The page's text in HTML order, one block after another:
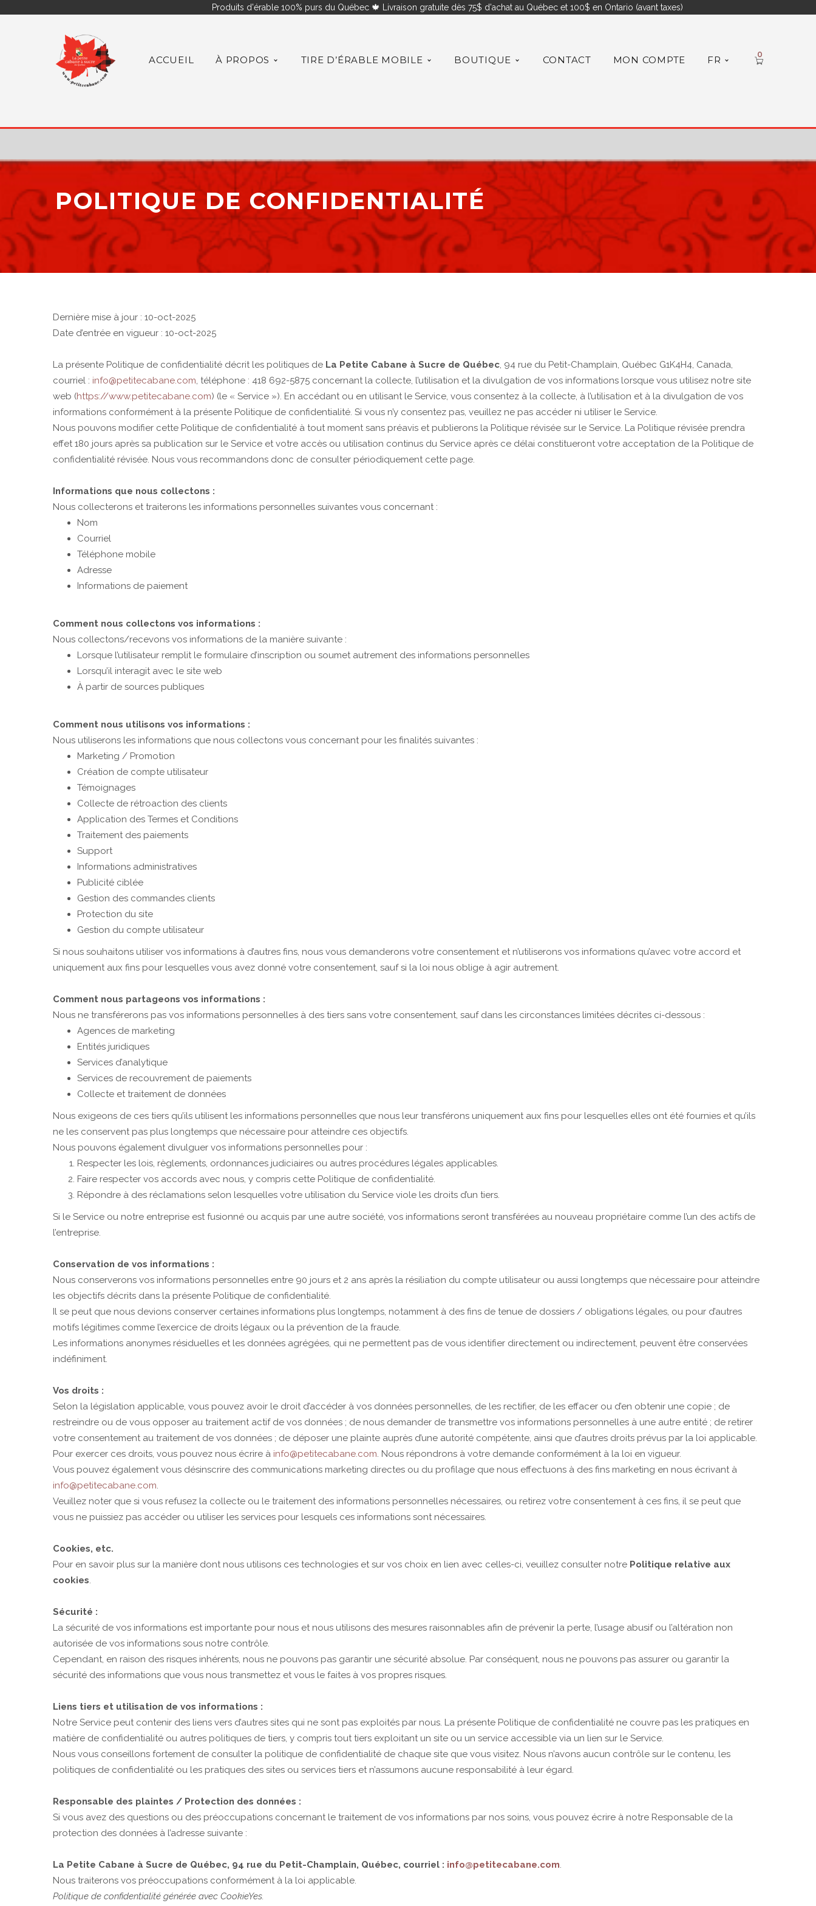
Produits d'érable 100% purs du Québec 🍁 Livraison gratuite dès 75$ d'achat au Québec et 100$ en Ontario (avant taxes)
ACCUEIL À PROPOS TIRE D’ÉRABLE MOBILE BOUTIQUE CONTACT MON COMPTE FR 0
POLITIQUE DE CONFIDENTIALITÉ
Dernière mise à jour : 10-oct-2025
Date d’entrée en vigueur : 10-oct-2025
La présente Politique de confidentialité décrit les politiques de La Petite Cabane à Sucre de Québec, 94 rue du Petit-Champlain, Québec G1K4H4, Canada,
courriel : info@petitecabane.com, téléphone : 418 692-5875 concernant la collecte, l’utilisation et la divulgation de vos informations lorsque vous utilisez notre site
web (https://www.petitecabane.com) (le « Service »). En accédant ou en utilisant le Service, vous consentez à la collecte, à l’utilisation et à la divulgation de vos
informations conformément à la présente Politique de confidentialité. Si vous n’y consentez pas, veuillez ne pas accéder ni utiliser le Service.
Nous pouvons modifier cette Politique de confidentialité à tout moment sans préavis et publierons la Politique révisée sur le Service. La Politique révisée prendra
effet 180 jours après sa publication sur le Service et votre accès ou utilisation continus du Service après ce délai constitueront votre acceptation de la Politique de
confidentialité révisée. Nous vous recommandons donc de consulter périodiquement cette page.
Informations que nous collectons :
Nous collecterons et traiterons les informations personnelles suivantes vous concernant :
Nom
Courriel
Téléphone mobile
Adresse
Informations de paiement
Comment nous collectons vos informations :
Nous collectons/recevons vos informations de la manière suivante :
Lorsque l’utilisateur remplit le formulaire d’inscription ou soumet autrement des informations personnelles
Lorsqu’il interagit avec le site web
À partir de sources publiques
Comment nous utilisons vos informations :
Nous utiliserons les informations que nous collectons vous concernant pour les finalités suivantes :
Marketing / Promotion
Création de compte utilisateur
Témoignages
Collecte de rétroaction des clients
Application des Termes et Conditions
Traitement des paiements
Support
Informations administratives
Publicité ciblée
Gestion des commandes clients
Protection du site
Gestion du compte utilisateur
Si nous souhaitons utiliser vos informations à d’autres fins, nous vous demanderons votre consentement et n’utiliserons vos informations qu’avec votre accord et
uniquement aux fins pour lesquelles vous avez donné votre consentement, sauf si la loi nous oblige à agir autrement.
Comment nous partageons vos informations :
Nous ne transférerons pas vos informations personnelles à des tiers sans votre consentement, sauf dans les circonstances limitées décrites ci-dessous :
Agences de marketing
Entités juridiques
Services d’analytique
Services de recouvrement de paiements
Collecte et traitement de données
Nous exigeons de ces tiers qu’ils utilisent les informations personnelles que nous leur transférons uniquement aux fins pour lesquelles elles ont été fournies et qu’ils
ne les conservent pas plus longtemps que nécessaire pour atteindre ces objectifs.
Nous pouvons également divulguer vos informations personnelles pour :
Respecter les lois, règlements, ordonnances judiciaires ou autres procédures légales applicables.
Faire respecter vos accords avec nous, y compris cette Politique de confidentialité.
Répondre à des réclamations selon lesquelles votre utilisation du Service viole les droits d’un tiers.
Si le Service ou notre entreprise est fusionné ou acquis par une autre société, vos informations seront transférées au nouveau propriétaire comme l’un des actifs de
l’entreprise.
Conservation de vos informations :
Nous conserverons vos informations personnelles entre 90 jours et 2 ans après la résiliation du compte utilisateur ou aussi longtemps que nécessaire pour atteindre
les objectifs décrits dans la présente Politique de confidentialité.
Il se peut que nous devions conserver certaines informations plus longtemps, notamment à des fins de tenue de dossiers / obligations légales, ou pour d’autres
motifs légitimes comme l’exercice de droits légaux ou la prévention de la fraude.
Les informations anonymes résiduelles et les données agrégées, qui ne permettent pas de vous identifier directement ou indirectement, peuvent être conservées
indéfiniment.
Vos droits :
Selon la législation applicable, vous pouvez avoir le droit d’accéder à vos données personnelles, de les rectifier, de les effacer ou d’en obtenir une copie ; de
restreindre ou de vous opposer au traitement actif de vos données ; de nous demander de transmettre vos informations personnelles à une autre entité ; de retirer
votre consentement au traitement de vos données ; de déposer une plainte auprès d’une autorité compétente, ainsi que d’autres droits prévus par la loi applicable.
Pour exercer ces droits, vous pouvez nous écrire à info@petitecabane.com. Nous répondrons à votre demande conformément à la loi en vigueur.
Vous pouvez également vous désinscrire des communications marketing directes ou du profilage que nous effectuons à des fins marketing en nous écrivant à
info@petitecabane.com.
Veuillez noter que si vous refusez la collecte ou le traitement des informations personnelles nécessaires, ou retirez votre consentement à ces fins, il se peut que
vous ne puissiez pas accéder ou utiliser les services pour lesquels ces informations sont nécessaires.
Cookies, etc.
Pour en savoir plus sur la manière dont nous utilisons ces technologies et sur vos choix en lien avec celles-ci, veuillez consulter notre Politique relative aux
cookies.
Sécurité :
La sécurité de vos informations est importante pour nous et nous utilisons des mesures raisonnables afin de prévenir la perte, l’usage abusif ou l’altération non
autorisée de vos informations sous notre contrôle.
Cependant, en raison des risques inhérents, nous ne pouvons pas garantir une sécurité absolue. Par conséquent, nous ne pouvons pas assurer ou garantir la
sécurité des informations que vous nous transmettez et vous le faites à vos propres risques.
Liens tiers et utilisation de vos informations :
Notre Service peut contenir des liens vers d’autres sites qui ne sont pas exploités par nous. La présente Politique de confidentialité ne couvre pas les pratiques en
matière de confidentialité ou autres politiques de tiers, y compris tout tiers exploitant un site ou un service accessible via un lien sur le Service.
Nous vous conseillons fortement de consulter la politique de confidentialité de chaque site que vous visitez. Nous n’avons aucun contrôle sur le contenu, les
politiques de confidentialité ou les pratiques des sites ou services tiers et n’assumons aucune responsabilité à leur égard.
Responsable des plaintes / Protection des données :
Si vous avez des questions ou des préoccupations concernant le traitement de vos informations par nos soins, vous pouvez écrire à notre Responsable de la
protection des données à l’adresse suivante :
La Petite Cabane à Sucre de Québec, 94 rue du Petit-Champlain, Québec, courriel : info@petitecabane.com.
Nous traiterons vos préoccupations conformément à la loi applicable.
Politique de confidentialité générée avec CookieYes.